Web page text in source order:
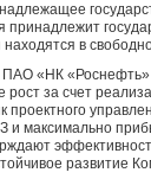
принадлежит
в
«НК «Роснефть»
за счет
проектного
и максимально
развитие